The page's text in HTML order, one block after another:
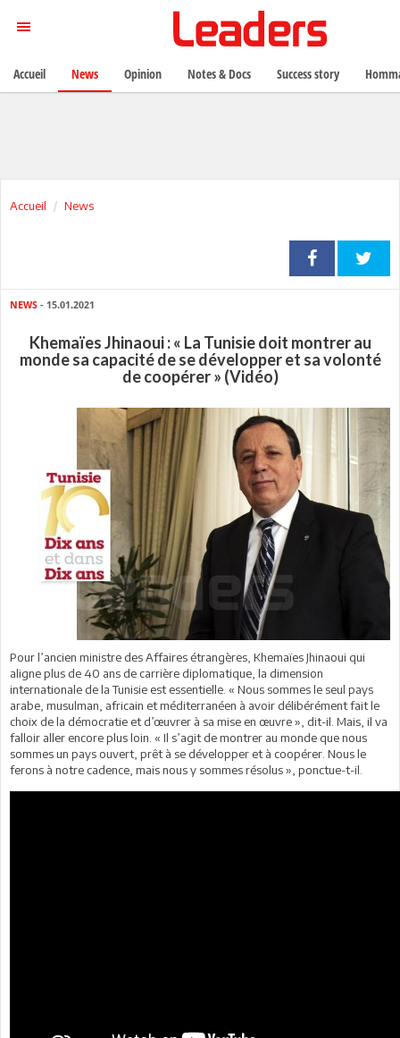
Accueil News
NEWS - 15.01.2021
Khemaïes Jhinaoui : « La Tunisie doit montrer au
monde sa capacité de se développer et sa volonté
de coopérer » (Vidéo)
Pour l’ancien ministre des Affaires étrangères, Khemaïes Jhinaoui qui
aligne plus de 40 ans de carrière diplomatique, la dimension
internationale de la Tunisie est essentielle. « Nous sommes le seul pays
arabe, musulman, africain et méditerranéen à avoir délibérément fait le
choix de la démocratie et d’œuvrer à sa mise en œuvre », dit-il. Mais, il va
falloir aller encore plus loin. « Il s’agit de montrer au monde que nous
sommes un pays ouvert, prêt à se développer et à coopérer. Nous le
ferons à notre cadence, mais nous y sommes résolus », ponctue-t-il.
Accueil News Opinion Notes & Docs Success story